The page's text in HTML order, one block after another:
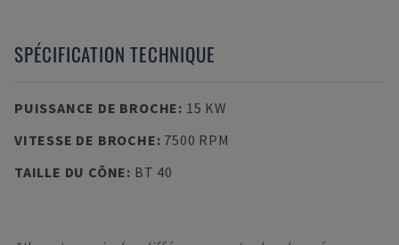
SPÉCIFICATION TECHNIQUE
PUISSANCE DE BROCHE: 15 KW
VITESSE DE BROCHE: 7500 RPM
TAILLE DU CÔNE: BT 40